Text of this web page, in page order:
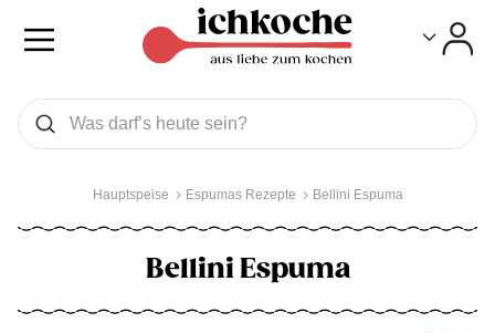
Was wollen Sie suchen
Suchen
Hauptspeise Espumas Rezepte Bellini Espuma
Bellini Espuma